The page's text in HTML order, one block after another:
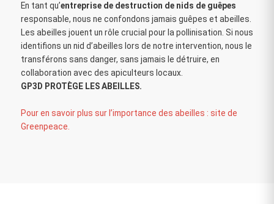
En tant qu’entreprise de destruction de nids de guêpes
responsable, nous ne confondons jamais guêpes et abeilles.
Les abeilles jouent un rôle crucial pour la pollinisation. Si nous
identifions un nid d’abeilles lors de notre intervention, nous le
transférons sans danger, sans jamais le détruire, en
collaboration avec des apiculteurs locaux.
GP3D PROTÈGE LES ABEILLES.
Pour en savoir plus sur l’importance des abeilles : site de
Greenpeace.